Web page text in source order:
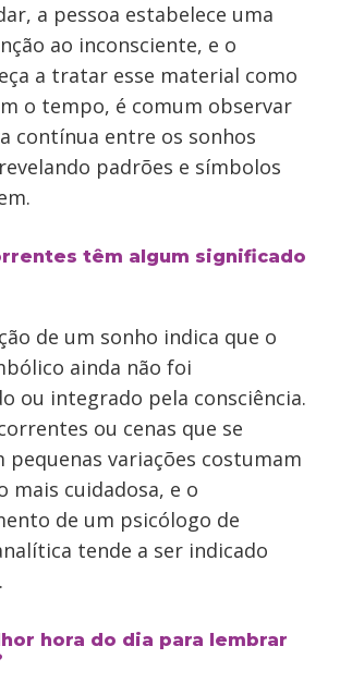
a pessoa estabelece uma
ao inconsciente, e o
a tratar esse material como
o tempo, é comum observar
contínua entre os sonhos
padrões e símbolos
têm algum significado
de um sonho indica que o
ainda não foi
ou integrado pela consciência.
ou cenas que se
pequenas variações costumam
mais cuidadosa, e o
de um psicólogo de
tende a ser indicado
hora do dia para lembrar